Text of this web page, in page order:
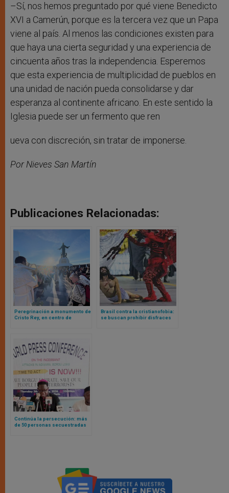
–Sí, nos hemos preguntado por qué viene Benedicto
XVI a Camerún, porque es la tercera vez que un Papa
viene al país. Al menos las condiciones existen para
que haya una cierta seguridad y una experiencia de
cincuenta años tras la independencia. Esperemos
que esta experiencia de multiplicidad de pueblos en
una unidad de nación pueda consolidarse y dar
esperanza al continente africano. En este sentido la
Iglesia puede ser un fermento que ren
ueva con discreción, sin tratar de imponerse.
Por Nieves San Martín
Publicaciones Relacionadas:
Peregrinación a monumento de
Cristo Rey, en centro de
Brasil contra la cristianofobia:
se buscan prohibir disfraces
Continúa la persecución: más
de 50 personas secuestradas